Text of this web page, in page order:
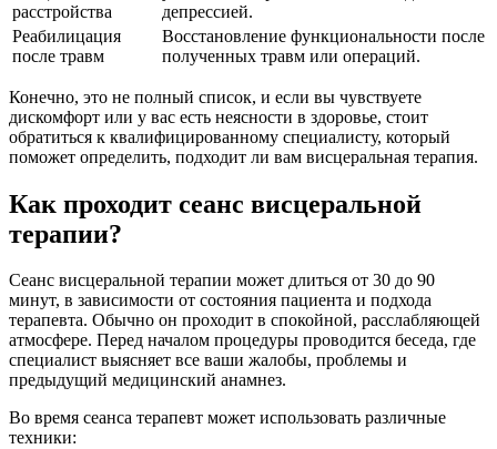
расстройства
депрессией.
Реабилицация
после травм
Восстановление функциональности после
полученных травм или операций.
Конечно, это не полный список, и если вы чувствуете
дискомфорт или у вас есть неясности в здоровье, стоит
обратиться к квалифицированному специалисту, который
поможет определить, подходит ли вам висцеральная терапия.
Как проходит сеанс висцеральной
терапии?
Сеанс висцеральной терапии может длиться от 30 до 90
минут, в зависимости от состояния пациента и подхода
терапевта. Обычно он проходит в спокойной, расслабляющей
атмосфере. Перед началом процедуры проводится беседа, где
специалист выясняет все ваши жалобы, проблемы и
предыдущий медицинский анамнез.
Во время сеанса терапевт может использовать различные
техники: